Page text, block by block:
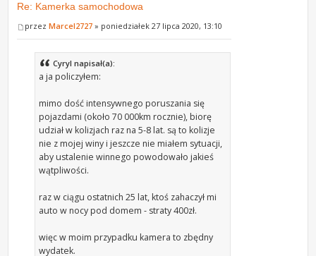
Re: Kamerka samochodowa
przezMarcel2727 » poniedziałek 27 lipca 2020, 13:10
Cyryl napisał(a):
a ja policzyłem:
mimo dość intensywnego poruszania się
pojazdami (około 70 000km rocznie), biorę
udział w kolizjach raz na 5-8 lat. są to kolizje
nie z mojej winy i jeszcze nie miałem sytuacji,
aby ustalenie winnego powodowało jakieś
wątpliwości.
raz w ciągu ostatnich 25 lat, ktoś zahaczył mi
auto w nocy pod domem - straty 400zł.
więc w moim przypadku kamera to zbędny
wydatek.